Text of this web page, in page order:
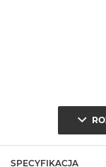
SPECYFIKACJA